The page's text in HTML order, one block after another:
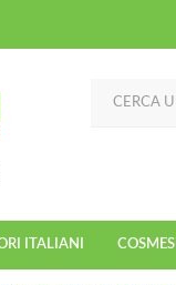
ITALIANI COSMESI